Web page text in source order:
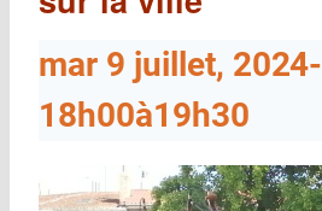
mar 9 juillet, 2024-
18h00à19h30